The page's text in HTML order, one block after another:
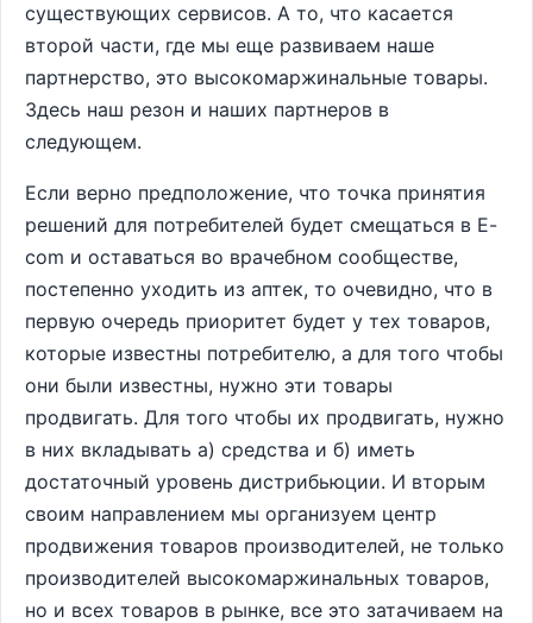
существующих сервисов. А то, что касается
второй части, где мы еще развиваем наше
партнерство, это высокомаржинальные товары.
Здесь наш резон и наших партнеров в
следующем.
Если верно предположение, что точка принятия
решений для потребителей будет смещаться в E-
com и оставаться во врачебном сообществе,
постепенно уходить из аптек, то очевидно, что в
первую очередь приоритет будет у тех товаров,
которые известны потребителю, а для того чтобы
они были известны, нужно эти товары
продвигать. Для того чтобы их продвигать, нужно
в них вкладывать а) средства и б) иметь
достаточный уровень дистрибьюции. И вторым
своим направлением мы организуем центр
продвижения товаров производителей, не только
производителей высокомаржинальных товаров,
но и всех товаров в рынке, все это затачиваем на